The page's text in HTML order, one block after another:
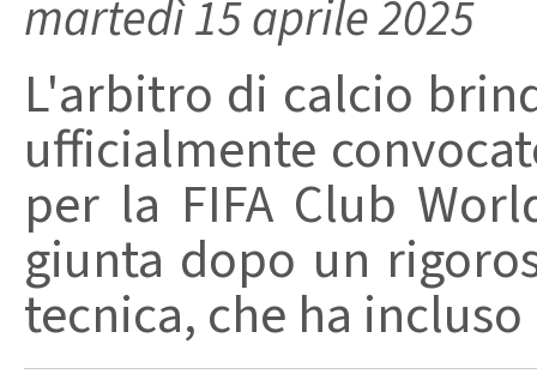
martedì 15 aprile 2025
L'arbitro di calcio
ufficialmente
per la FIFA Club
giunta dopo un
tecnica, che ha incluso